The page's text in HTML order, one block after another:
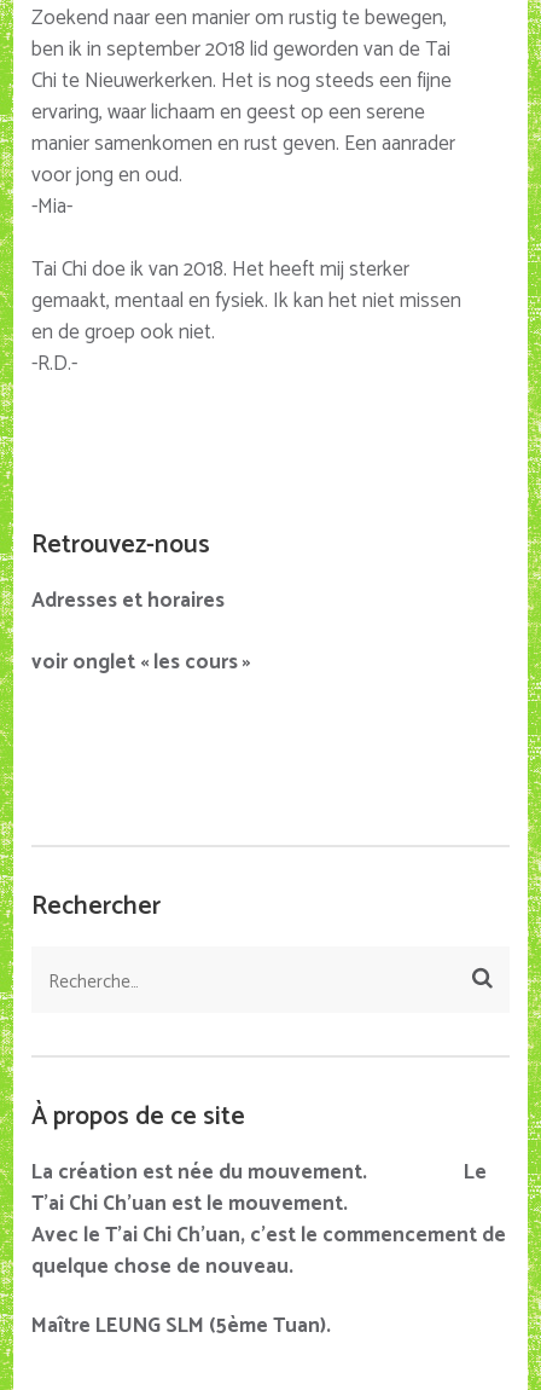
Zoekend naar een manier om rustig te bewegen,
ben ik in september 2018 lid geworden van de Tai
Chi te Nieuwerkerken. Het is nog steeds een fijne
ervaring, waar lichaam en geest op een serene
manier samenkomen en rust geven. Een aanrader
voor jong en oud.
-Mia-
Tai Chi doe ik van 2018. Het heeft mij sterker
gemaakt, mentaal en fysiek. Ik kan het niet missen
en de groep ook niet.
-R.D.-
Retrouvez-nous
Adresses et horaires
voir onglet « les cours »
Rechercher
Rechercher :
À propos de ce site
La création est née du mouvement. Le
T’ai Chi Ch’uan est le mouvement.
Avec le T’ai Chi Ch’uan, c’est le commencement de
quelque chose de nouveau.
Maître LEUNG SLM (5ème Tuan).